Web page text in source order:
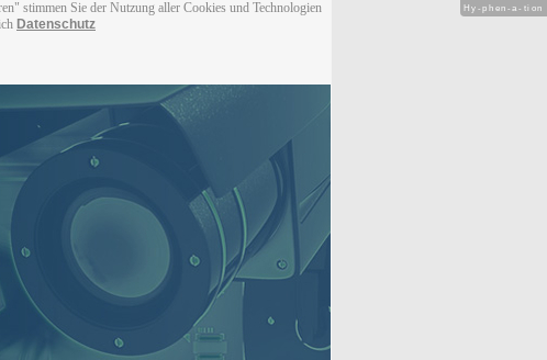
stimmen Sie der Nutzung aller Cookies und Technologien
Datenschutz
Hy-phen-a-tion